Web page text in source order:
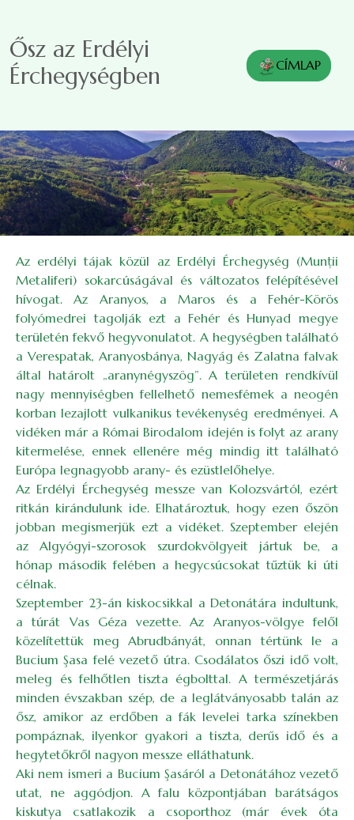
Ősz az Erdélyi
Érchegységben
CÍMLAP
Az erdélyi tájak közül az Erdélyi Érchegység (Munţii
Metaliferi) sokarcúságával és változatos felépítésével
hívogat. Az Aranyos, a Maros és a Fehér-Körös
folyómedrei tagolják ezt a Fehér és Hunyad megye
területén fekvő hegyvonulatot. A hegységben található
a Verespatak, Aranyosbánya, Nagyág és Zalatna falvak
által határolt „aranynégyszög”. A területen rendkívül
nagy mennyiségben fellelhető nemesfémek a neogén
korban lezajlott vulkanikus tevékenység eredményei. A
vidéken már a Római Birodalom idején is folyt az arany
kitermelése, ennek ellenére még mindig itt található
Európa legnagyobb arany- és ezüstlelőhelye.
Az Erdélyi Érchegység messze van Kolozsvártól, ezért
ritkán kirándulunk ide. Elhatároztuk, hogy ezen őszön
jobban megismerjük ezt a vidéket. Szeptember elején
az Algyógyi-szorosok szurdokvölgyeit jártuk be, a
hónap második felében a hegycsúcsokat tűztük ki úti
célnak.
Szeptember 23-án kiskocsikkal a Detonátára indultunk,
a túrát Vas Géza vezette. Az Aranyos-völgye felől
közelítettük meg Abrudbányát, onnan tértünk le a
Bucium Şasa felé vezető útra. Csodálatos őszi idő volt,
meleg és felhőtlen tiszta égbolttal. A természetjárás
minden évszakban szép, de a leglátványosabb talán az
ősz, amikor az erdőben a fák levelei tarka színekben
pompáznak, ilyenkor gyakori a tiszta, derűs idő és a
hegytetőkről nagyon messze elláthatunk.
Aki nem ismeri a Bucium Şasáról a Detonátához vezető
utat, ne aggódjon. A falu központjában barátságos
kiskutya csatlakozik a csoporthoz (már évek óta